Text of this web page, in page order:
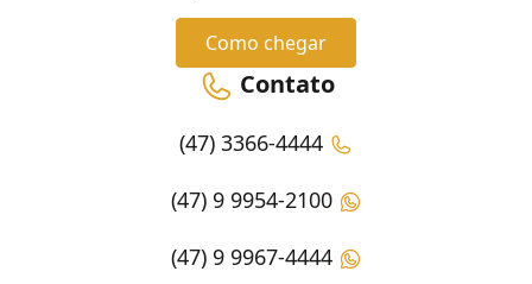
Como chegar
Contato
(47) 3366-4444
(47) 9 9954-2100
(47) 9 9967-4444